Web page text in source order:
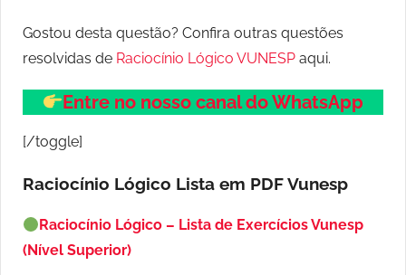
Gostou desta questão? Confira outras questões
resolvidas de Raciocínio Lógico VUNESP aqui.
Entre no nosso canal do WhatsApp
[/toggle]
Raciocínio Lógico Lista em PDFVunesp
Raciocínio Lógico – Lista de Exercícios Vunesp
(Nível Superior)